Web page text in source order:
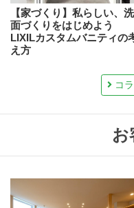
【家づくり】私らしい、洗
面づくりをはじめよう
LIXILカスタムバニティの
え方
コラ
お